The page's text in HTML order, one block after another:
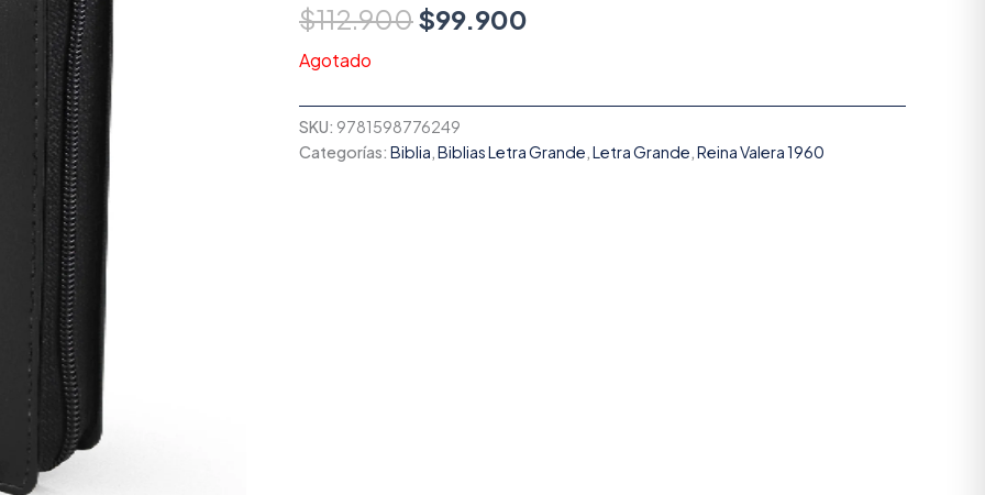
$112.900$99.900
Agotado
SKU: 9781598776249
Categorías: Biblia,Biblias Letra Grande,Letra Grande,Reina Valera 1960